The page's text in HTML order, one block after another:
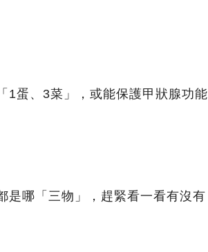
1蛋、3菜」，或能保護甲狀腺功能
是哪「三物」，趕緊看一看有沒有